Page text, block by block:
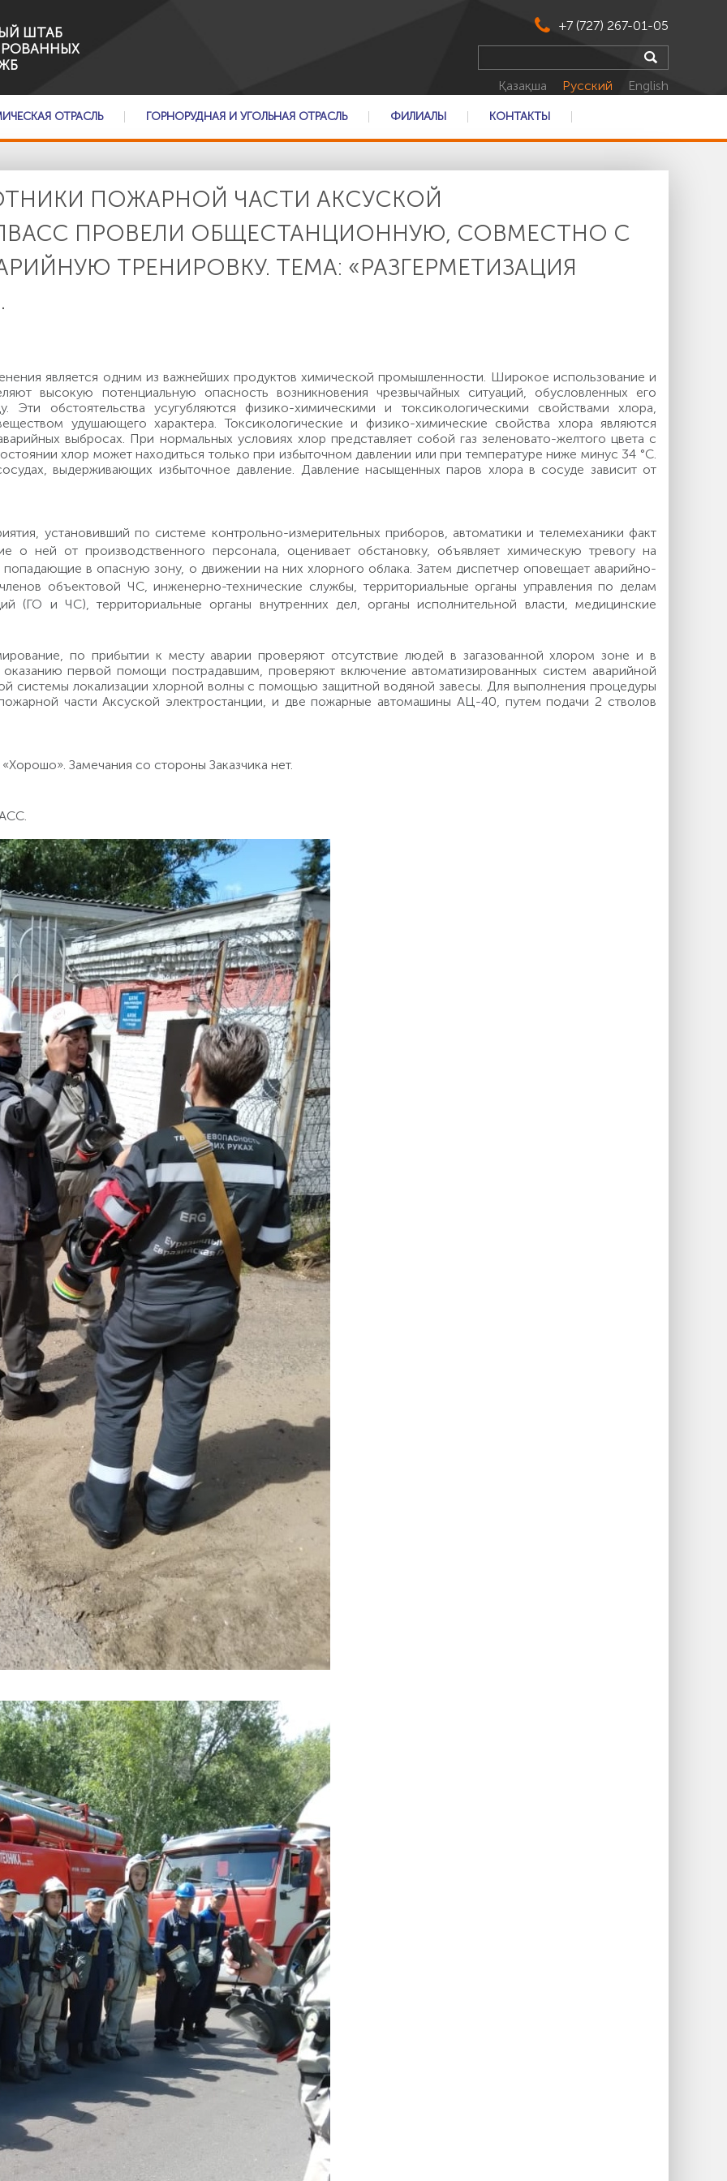
ШТАБ
+7 (727) 267-01-05
Қазақша Русский English
ОТРАСЛЬ ГОРНОРУДНАЯ И УГОЛЬНАЯ ОТРАСЛЬ ФИЛИАЛЫ КОНТАКТЫ
ПОЖАРНОЙ ЧАСТИ АКСУСКОЙ
ПРОВЕЛИ ОБЩЕСТАНЦИОННУЮ, СОВМЕСТНО С
ТРЕНИРОВКУ. ТЕМА: «РАЗГЕРМЕТИЗАЦИЯ
является одним из важнейших продуктов химической промышленности. Широкое использование и
высокую потенциальную опасность возникновения чрезвычайных ситуаций, обусловленных его
обстоятельства усугубляются физико-химическими и токсикологическими свойствами хлора,
удушающего характера. Токсикологические и физико-химические свойства хлора являются
выбросах. При нормальных условиях хлор представляет собой газ зеленовато-желтого цвета с
хлор может находиться только при избыточном давлении или при температуре ниже минус 34 °С.
выдерживающих избыточное давление. Давление насыщенных паров хлора в сосуде зависит от
установивший по системе контрольно-измерительных приборов, автоматики и телемеханики факт
о ней от производственного персонала, оценивает обстановку, объявляет химическую тревогу на
в опасную зону, о движении на них хлорного облака. Затем диспетчер оповещает аварийно-
объектовой ЧС, инженерно-технические службы, территориальные органы управления по делам
(ГО и ЧС), территориальные органы внутренних дел, органы исполнительной власти, медицинские
по прибытии к месту аварии проверяют отсутствие людей в загазованной хлором зоне и в
первой помощи пострадавшим, проверяют включение автоматизированных систем аварийной
системы локализации хлорной волны с помощью защитной водяной завесы. Для выполнения процедуры
части Аксуской электростанции, и две пожарные автомашины АЦ-40, путем подачи 2 стволов
Замечания со стороны Заказчика нет.